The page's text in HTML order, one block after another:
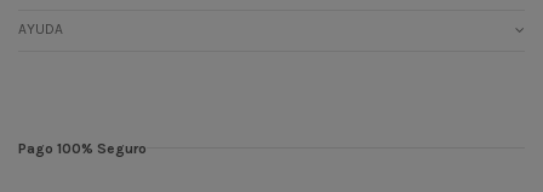
AYUDA
Pago 100% Seguro